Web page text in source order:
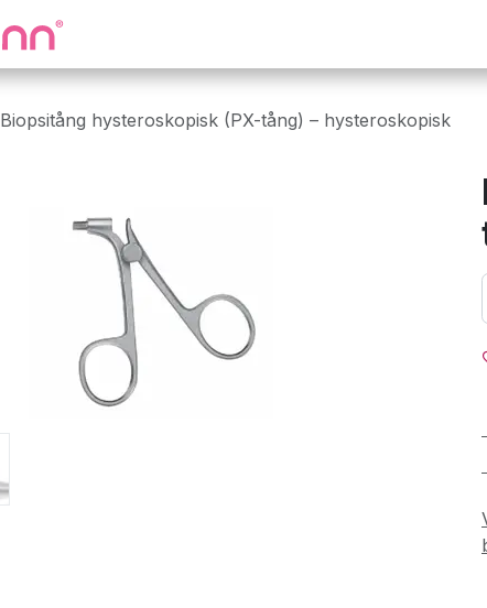
Biopsitång hysteroskopisk (PX-tång) – hysteroskopisk